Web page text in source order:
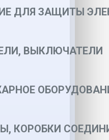
ДЛЯ ЗАЩИТЫ
ВЫКЛЮЧАТЕЛИ
КОРОБКИ